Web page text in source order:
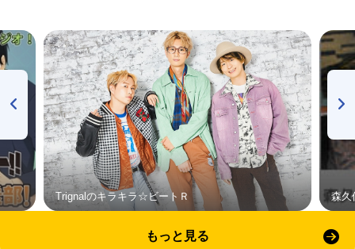
Trignalのキラキラ☆ビートＲ 森久
もっと見る